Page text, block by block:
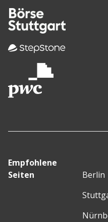
Empfohlene
Seiten
Berlin